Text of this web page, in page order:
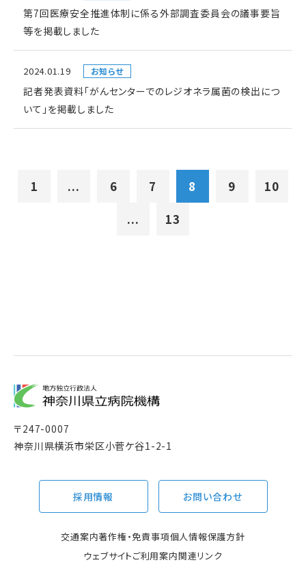
第7回医療安全推進体制に係る外部調査委員会の議事要旨
等を掲載しました
2024.01.19 お知らせ
記者発表資料「がんセンターでのレジオネラ属菌の検出につ
いて」を掲載しました
1 ... 6 7 8 9
10
...
13
〒247-0007
神奈川県横浜市栄区小菅ケ谷1-2-1
採用情報 お問い合わせ
交通案内著作権・免責事項個人情報保護方針
ウェブサイトご利用案内関連リンク